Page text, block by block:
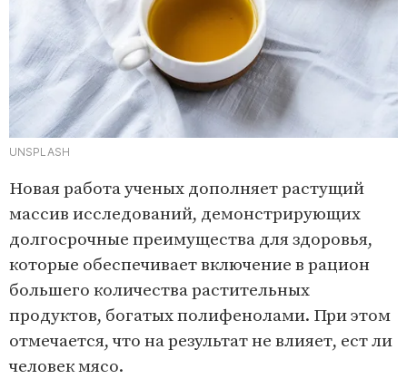
UNSPLASH
Новая работа ученых дополняет растущий
массив исследований, демонстрирующих
долгосрочные преимущества для здоровья,
которые обеспечивает включение в рацион
большего количества растительных
продуктов, богатых полифенолами. При этом
отмечается, что на результат не влияет, ест ли
человек мясо.